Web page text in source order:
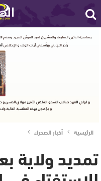
الرئيسية أخبار الصحراء
تمديد ولاية